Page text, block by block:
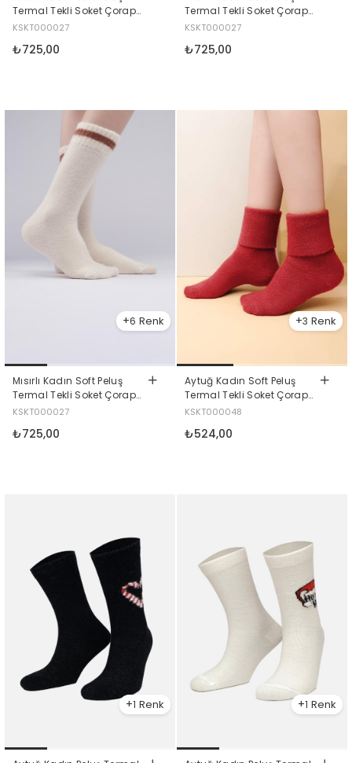
Termal Tekli Soket Çorap
Kiremit
KSKT000027
₺725,00
Termal Tekli Soket Çorap
Haki
KSKT000027
₺725,00
6
Mısırlı Kadın Soft Peluş
Termal Tekli Soket Çorap
Ekru
KSKT000027
₺725,00
3
Aytuğ Kadın Soft Peluş
Termal Tekli Soket Çorap
Kırmızı
KSKT000048
₺524,00
1 1